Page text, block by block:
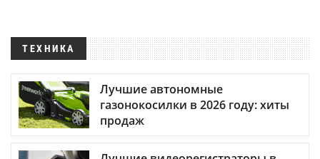
ТЕХНИКА
Лучшие автономные
газонокосилки в 2026 году: хиты
продаж